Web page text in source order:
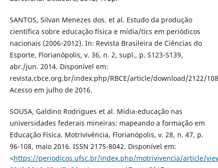
SANTOS, Silvan Menezes dos. et al. Estudo da produção
científica sobre educação física e mídia/tics em periódicos
nacionais (2006-2012). In: Revista Brasileira de Ciências do
Esporte, Florianópolis, v. 36, n. 2, supl., p. S123-S139,
abr./jun. 2014. Disponível em:
revista.cbce.org.br/index.php/RBCE/article/download/2122/
Acesso em julho de 2016.
SOUSA, Galdino Rodrigues et al. Mídia-educação nas
universidades federais mineiras: mapeando a formação em
Educação Física. Motrivivência, Florianópolis, v. 28, n. 47, p.
96-108, maio 2016. ISSN 2175-8042. Disponível em:
<https://periodicos.ufsc.br/index.php/motrivivencia/article/